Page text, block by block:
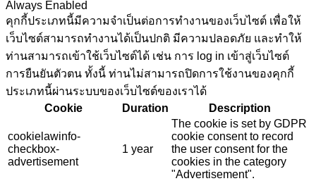
Always Enabled
คุกกี้ประเภทนี้มีความจำเป็นต่อการทำงานของเว็บไซต์ เพื่อให้
เว็บไซต์สามารถทำงานได้เป็นปกติ มีความปลอดภัย และทำให้
ท่านสามารถเข้าใช้เว็บไซต์ได้ เช่น การ log in เข้าสู่เว็บไซต์
การยืนยันตัวตน ทั้งนี้ ท่านไม่สามารถปิดการใช้งานของคุกกี้
ประเภทนี้ผ่านระบบของเว็บไซต์ของเราได้
Cookie
Duration Description
cookielawinfo-
checkbox-
advertisement
1 year
The cookie is set by GDPR
cookie consent to record
the user consent for the
cookies in the category
"Advertisement".